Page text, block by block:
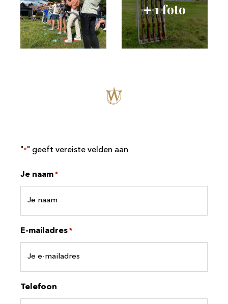
+1 foto
"*" geeft vereiste velden aan
Je naam *
E-mailadres *
Telefoon